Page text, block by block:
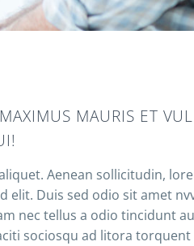
MAURIS ET
Aenean sollicitudin,
elit. Duis sed odio sit amet
nec tellus a odio tincidunt
sociosqu ad litora